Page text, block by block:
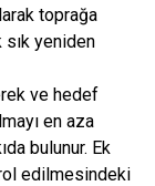
toprağa
sık yeniden
ve hedef
en aza
bulunur. Ek
edilmesindeki